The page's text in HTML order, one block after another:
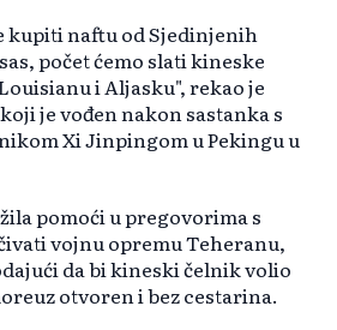
kupiti naftu od Sjedinjenih
počet ćemo slati kineske
i Aljasku", rekao je
je vođen nakon sastanka s
Xi Jinpingom u Pekingu u
pomoći u pregovorima s
vojnu opremu Teheranu,
da bi kineski čelnik volio
otvoren i bez cestarina.